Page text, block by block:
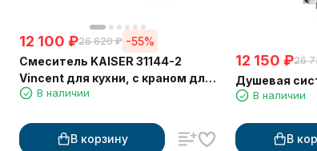
12 100 ₽26 620 ₽ -55%
Смеситель KAISER 31144-2
Vincent для кухни, с краном для
питьевой воды, черный мрамор
В наличии
В корзину
12 150 ₽26
Душевая
В наличии
В